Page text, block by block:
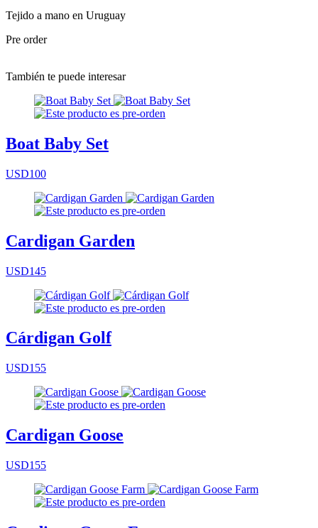
Tejido a mano en Uruguay
Pre order
También te puede interesar
Boat Baby Set
USD100
Cardigan Garden
USD145
Cárdigan Golf
USD155
Cardigan Goose
USD155